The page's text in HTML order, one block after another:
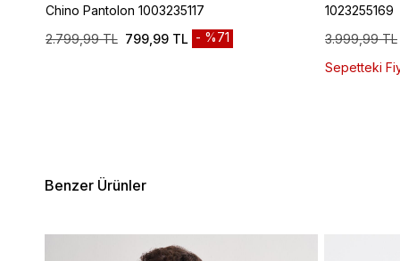
Chino Pantolon 1003235117
2.799,99 TL 799,99 TL %71
1023255169
3.999,99 TL
Sepetteki
Benzer Ürünler